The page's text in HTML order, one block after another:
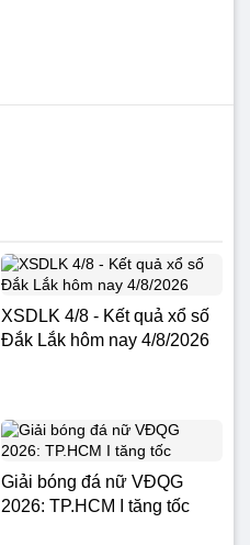
XSDLK 4/8 - Kết quả xổ số
Đắk Lắk hôm nay 4/8/2026
Giải bóng đá nữ VĐQG
2026: TP.HCM I tăng tốc